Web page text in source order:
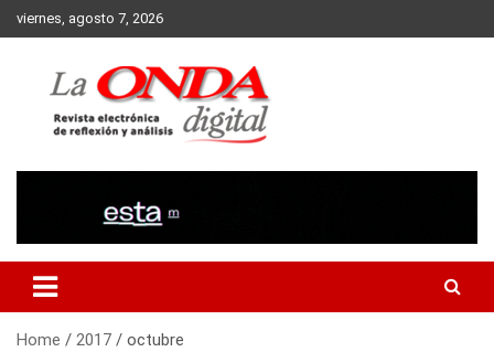
Skip
to
viernes, agosto 7, 2026
Home 2017 octubre